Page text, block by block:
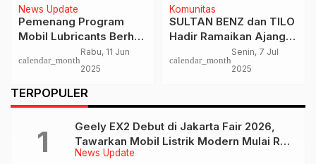
News Update
Pemenang Program
Mobil Lubricants Berhak
Bawa Pulang Logam
Mulia 50 gram
calendar_month
Rabu, 11 Jun
2025
Komunitas
SULTAN BENZ dan TILO
Hadir Ramaikan Ajang
Merceday-Benz 2025 di
Bandung
calendar_month
Senin, 7 Jul
2025
TERPOPULER
News Update
Geely EX2 Debut di Jakarta Fair 2026,
Tawarkan Mobil Listrik Modern Mulai Rp
239 Jutaan